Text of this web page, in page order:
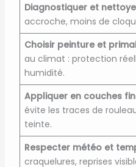
Diagnostiquer et
accroche, moins de
Choisir peinture et
au climat : protection
humidité.
Appliquer en couches
évite les traces de
teinte.
Respecter météo et
craquelures, reprises